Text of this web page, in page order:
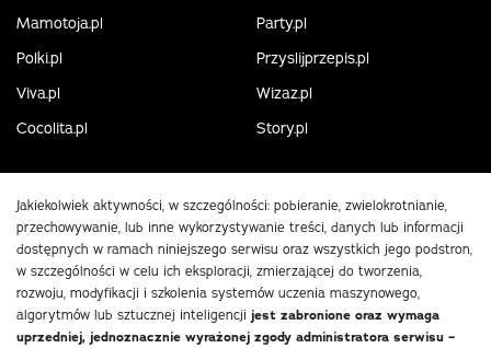
Mamotoja.pl
Party.pl
Polki.pl
Przyslijprzepis.pl
Viva.pl
Wizaz.pl
Cocolita.pl
Story.pl
Jakiekolwiek aktywności, w szczególności: pobieranie, zwielokrotnianie,
przechowywanie, lub inne wykorzystywanie treści, danych lub informacji
dostępnych w ramach niniejszego serwisu oraz wszystkich jego podstron,
w szczególności w celu ich eksploracji, zmierzającej do tworzenia,
rozwoju, modyfikacji i szkolenia systemów uczenia maszynowego,
algorytmów lub sztucznej inteligencji jest zabronione oraz wymaga
uprzedniej, jednoznacznie wyrażonej zgody administratora serwisu –